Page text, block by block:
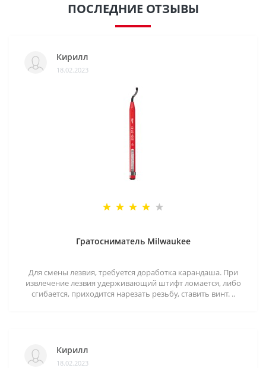
ПОСЛЕДНИЕ ОТЗЫВЫ
Кирилл
18.02.2023
Гратосниматель Milwaukee
Для смены лезвия, требуется доработка карандаша. При
извлечение лезвия удерживающий штифт ломается, либо
сгибается, приходится нарезать резьбу, ставить винт. ..
Кирилл
18.02.2023